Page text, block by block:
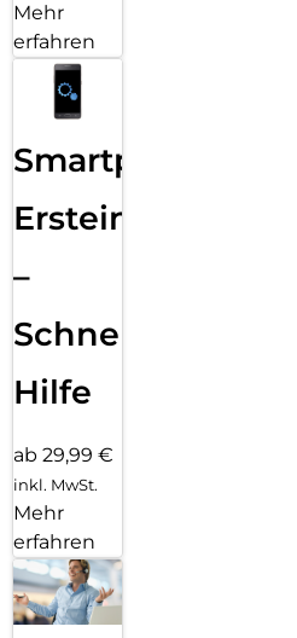
Mehr
erfahren
Smartphone
Ersteinrichtung
–
Schnelle
Hilfe
ab 29,99 €
inkl. MwSt.
Mehr
erfahren